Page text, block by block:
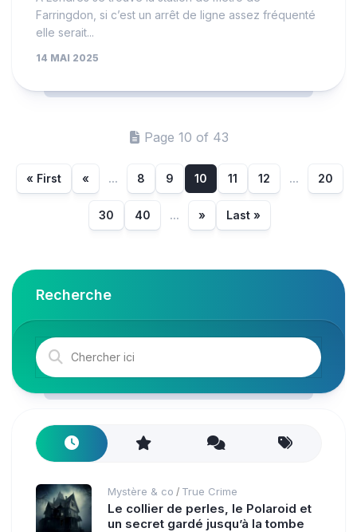
Farringdon, si c’est un arrêt de ligne assez fréquenté
elle serait...
14 MAI 2025
Page 10 of 43
« First « ... 8 9 10 11 12 ... 20
30 40 ... » Last »
Recherche
Mystère & co / True Crime
Le collier de perles, le Polaroid et
un secret gardé jusqu’à la tombe